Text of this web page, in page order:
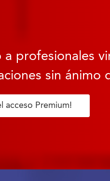
a profesionales
sin ánimo
acceso Premium!